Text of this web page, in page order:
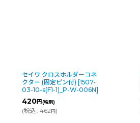
セイワ クロスホルダーコネ
クター (固定ピン付) [1507-
03-10-s(F1-1)_P-W-006N]
420円(税別)
(税込: 462円)